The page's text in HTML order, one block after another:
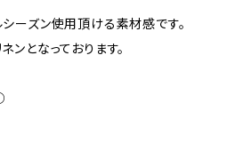
ーズン使用頂ける素材感です。
ンとなっております。